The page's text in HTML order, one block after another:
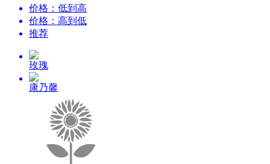
价格：低到高
价格：高到低
推荐
玫瑰
康乃馨